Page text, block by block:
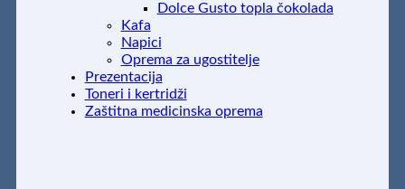
Dolce Gusto topla čokolada
Kafa
Napici
Oprema za ugostitelje
Prezentacija
Toneri i kertridži
Zaštitna medicinska oprema